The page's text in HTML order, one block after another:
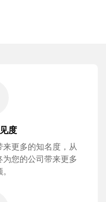
度
更多的知名度，从
您的公司带来更多